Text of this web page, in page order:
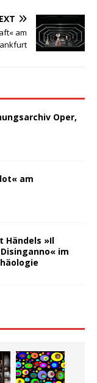
am
Oper,
am
Händels »Il
im